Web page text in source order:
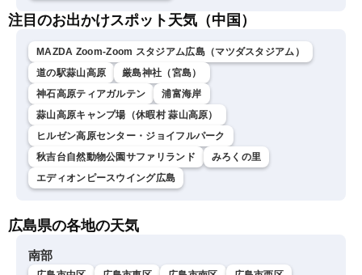
注目のお出かけスポット天気（中国）
MAZDA Zoom-Zoom スタジアム広島（マツダスタジアム）
道の駅蒜山高原
厳島神社（宮島）
神石高原ティアガルテン
浦富海岸
蒜山高原キャンプ場（休暇村 蒜山高原）
ヒルゼン高原センター・ジョイフルパーク
秋吉台自然動物公園サファリランド
みろくの里
エディオンピースウイング広島
広島県の各地の天気
南部